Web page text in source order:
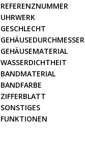
REFERENZNUMMER
UHRWERK
GESCHLECHT
GEHÄUSEDURCHMESSER
GEHÄUSEMATERIAL
WASSERDICHTHEIT
BANDMATERIAL
BANDFARBE
ZIFFERBLATT
SONSTIGES
FUNKTIONEN